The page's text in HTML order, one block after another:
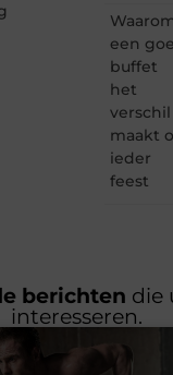
een
buffet
het
verschil
maakt
ieder
feest
berichten die
interesseren.